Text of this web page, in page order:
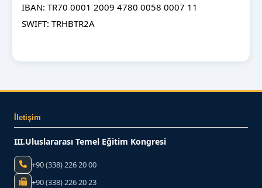
IBAN: TR70 0001 2009 4780 0058 0007 11
SWIFT: TRHBTR2A
İletişim
III.Uluslararası Temel Eğitim Kongresi
+90 (338) 226 20 00
+90 (338) 226 20 23